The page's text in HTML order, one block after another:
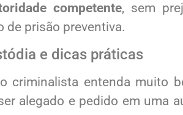
competente, sem
de prisão preventiva.
e dicas práticas
criminalista entenda muito
alegado e pedido em uma